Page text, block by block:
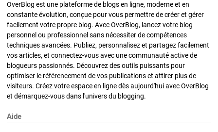
OverBlog est une plateforme de blogs en ligne, moderne et en
constante évolution, conçue pour vous permettre de créer et gérer
facilement votre propre blog. Avec OverBlog, lancez votre blog
personnel ou professionnel sans nécessiter de compétences
techniques avancées. Publiez, personnalisez et partagez facilement
vos articles, et connectez-vous avec une communauté active de
blogueurs passionnés. Découvrez des outils puissants pour
optimiser le référencement de vos publications et attirer plus de
visiteurs. Créez votre espace en ligne dès aujourd'hui avec OverBlog
et démarquez-vous dans l'univers du blogging.
Aide